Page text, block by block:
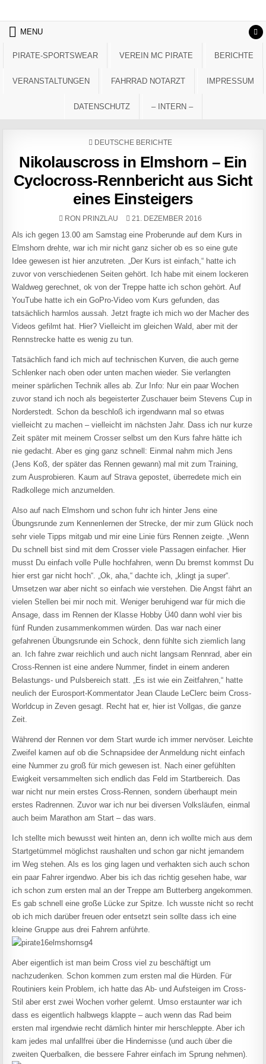
MENU
PIRATE-SPORTSWEAR VEREIN MC PIRATE BERICHTE
VERANSTALTUNGEN FAHRRAD NOTARZT IMPRESSUM
DATENSCHUTZ – INTERN –
POSTED IN
DEUTSCHE BERICHTE
Nikolauscross in Elmshorn – Ein
Cyclocross-Rennbericht aus Sicht
eines Einsteigers
AUTHOR:
RON PRINZLAU PUBLISHED DATE:
21. DEZEMBER 2016
Als ich gegen 13.00 am Samstag eine Proberunde auf dem Kurs in
Elmshorn drehte, war ich mir nicht ganz sicher ob es so eine gute
Idee gewesen ist hier anzutreten. „Der Kurs ist einfach,“ hatte ich
zuvor von verschiedenen Seiten gehört. Ich habe mit einem lockeren
Waldweg gerechnet, ok von der Treppe hatte ich schon gehört. Auf
YouTube hatte ich ein GoPro-Video vom Kurs gefunden, das
tatsächlich harmlos aussah. Jetzt fragte ich mich wo der Macher des
Videos gefilmt hat. Hier? Vielleicht im gleichen Wald, aber mit der
Rennstrecke hatte es wenig zu tun.
Tatsächlich fand ich mich auf technischen Kurven, die auch gerne
Schlenker nach oben oder unten machen wieder. Sie verlangten
meiner spärlichen Technik alles ab. Zur Info: Nur ein paar Wochen
zuvor stand ich noch als begeisterter Zuschauer beim Stevens Cup in
Norderstedt. Schon da beschloß ich irgendwann mal so etwas
vielleicht zu machen – vielleicht im nächsten Jahr. Dass ich nur kurze
Zeit später mit meinem Crosser selbst um den Kurs fahre hätte ich
nie gedacht. Aber es ging ganz schnell: Einmal nahm mich Jens
(Jens Koß, der später das Rennen gewann) mal mit zum Training,
zum Ausprobieren. Kaum auf Strava gepostet, überredete mich ein
Radkollege mich anzumelden.
Also auf nach Elmshorn und schon fuhr ich hinter Jens eine
Übungsrunde zum Kennenlernen der Strecke, der mir zum Glück noch
sehr viele Tipps mitgab und mir eine Linie fürs Rennen zeigte. „Wenn
Du schnell bist sind mit dem Crosser viele Passagen einfacher. Hier
musst Du einfach volle Pulle hochfahren, wenn Du bremst kommst Du
hier erst gar nicht hoch“. „Ok, aha,“ dachte ich, „klingt ja super“.
Umsetzen war aber nicht so einfach wie verstehen. Die Angst fährt an
vielen Stellen bei mir noch mit. Weniger beruhigend war für mich die
Ansage, dass im Rennen der Klasse Hobby Ü40 dann wohl vier bis
fünf Runden zusammenkommen würden. Das war nach einer
gefahrenen Übungsrunde ein Schock, denn fühlte sich ziemlich lang
an. Ich fahre zwar reichlich und auch nicht langsam Rennrad, aber ein
Cross-Rennen ist eine andere Nummer, findet in einem anderen
Belastungs- und Pulsbereich statt. „Es ist wie ein Zeitfahren,“ hatte
neulich der Eurosport-Kommentator Jean Claude LeClerc beim Cross-
Worldcup in Zeven gesagt. Recht hat er, hier ist Vollgas, die ganze
Zeit.
Während der Rennen vor dem Start wurde ich immer nervöser. Leichte
Zweifel kamen auf ob die Schnapsidee der Anmeldung nicht einfach
eine Nummer zu groß für mich gewesen ist. Nach einer gefühlten
Ewigkeit versammelten sich endlich das Feld im Startbereich. Das
war nicht nur mein erstes Cross-Rennen, sondern überhaupt mein
erstes Radrennen. Zuvor war ich nur bei diversen Volksläufen, einmal
auch beim Marathon am Start – das wars.
Ich stellte mich bewusst weit hinten an, denn ich wollte mich aus dem
Startgetümmel möglichst raushalten und schon gar nicht jemandem
im Weg stehen. Als es los ging lagen und verhakten sich auch schon
ein paar Fahrer irgendwo. Aber bis ich das richtig gesehen habe, war
ich schon zum ersten mal an der Treppe am Butterberg angekommen.
Es gab schnell eine große Lücke zur Spitze. Ich wusste nicht so recht
ob ich mich darüber freuen oder entsetzt sein sollte dass ich eine
kleine Gruppe aus drei Fahrern anführte.
Aber eigentlich ist man beim Cross viel zu beschäftigt um
nachzudenken. Schon kommen zum ersten mal die Hürden. Für
Routiniers kein Problem, ich hatte das Ab- und Aufsteigen im Cross-
Stil aber erst zwei Wochen vorher gelernt. Umso erstaunter war ich
dass es eigentlich halbwegs klappte – auch wenn das Rad beim
ersten mal irgendwie recht dämlich hinter mir herschleppte. Aber ich
kam jedes mal unfallfrei über die Hindernisse (und auch über die
zweiten Querbalken, die bessere Fahrer einfach im Sprung nehmen).